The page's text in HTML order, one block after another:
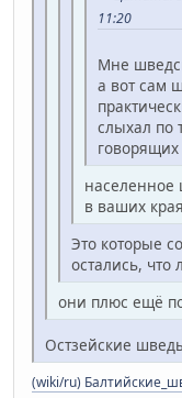
11:20
Мне
а вот сам
слыхал по
населенное
в ваших
Это которые
остались, что
они плюс ещё
Остзейские
(wiki/ru)